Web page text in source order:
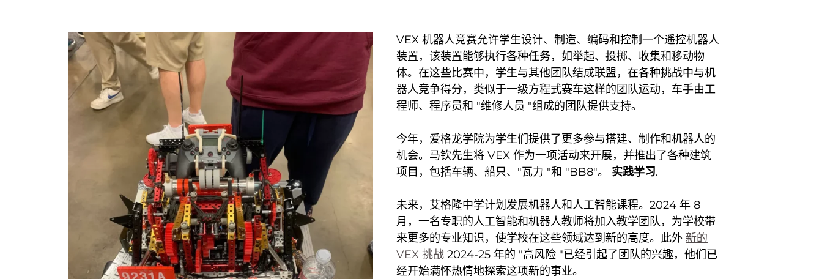
VEX 机器人竞赛允许学生设计、制造、编码和控制一个遥控机器人
装置，该装置能够执行各种任务，如举起、投掷、收集和移动物
体。在这些比赛中，学生与其他团队结成联盟，在各种挑战中与机
器人竞争得分，类似于一级方程式赛车这样的团队运动，车手由工
程师、程序员和 "维修人员 "组成的团队提供支持。
今年，爱格龙学院为学生们提供了更多参与搭建、制作和机器人的
机会。马钦先生将 VEX 作为一项活动来开展，并推出了各种建筑
项目，包括车辆、船只、"瓦力 "和 "BB8"。 实践学习.
未来，艾格隆中学计划发展机器人和人工智能课程。2024 年 8
月，一名专职的人工智能和机器人教师将加入教学团队，为学校带
来更多的专业知识，使学校在这些领域达到新的高度。此外 新的
VEX 挑战2024-25 年的 "高风险 "已经引起了团队的兴趣，他们已
经开始满怀热情地探索这项新的事业。